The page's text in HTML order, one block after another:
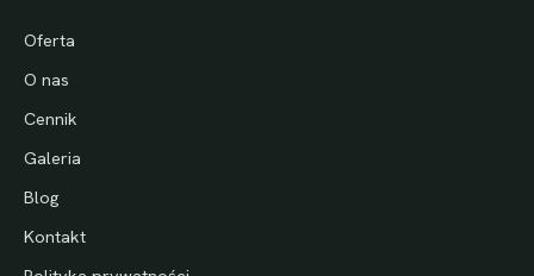
Oferta
O nas
Cennik
Galeria
Blog
Kontakt